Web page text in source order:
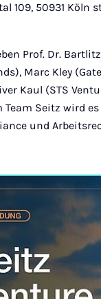
109, 50931
Prof. Dr.
Marc Kley
Kaul (STS
Team Seitz wird
und